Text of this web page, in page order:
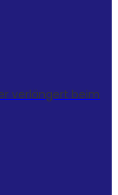
verlängert beim